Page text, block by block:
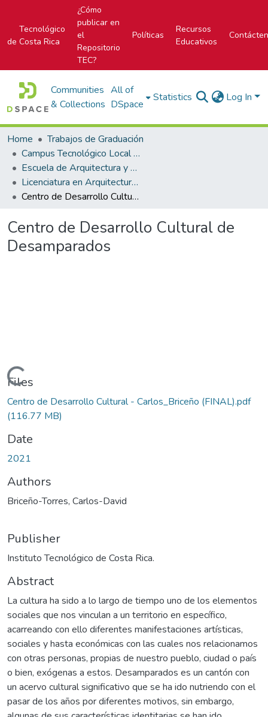
Tecnológico
de Costa Rica
¿Cómo
publicar en
el
Repositorio
TEC?
Políticas
Recursos
Educativos
Communities
& Collections
All of
DSpace
Statistics Log In
Home
Trabajos de Graduación
Campus Tecnológico Local San José
Escuela de Arquitectura y Urbanismo
Licenciatura en Arquitectura y Urbanismo
Centro de Desarrollo Cultural de Desamparados
Centro de Desarrollo Cultural de
Desamparados
Files
Centro de Desarrollo Cultural - Carlos_Briceño (FINAL).pdf
(116.77 MB)
Date
2021
Authors
Briceño-Torres, Carlos-David
Publisher
Instituto Tecnológico de Costa Rica.
Abstract
La cultura ha sido a lo largo de tiempo uno de los elementos
sociales que nos vinculan a un territorio en específico,
acarreando con ello diferentes manifestaciones artísticas,
sociales y hasta económicas con las cuales nos relacionamos
con otras personas, propias de nuestro pueblo, ciudad o país
o bien, exógenas a estos. Desamparados es un cantón con
un acervo cultural significativo que se ha ido nutriendo con el
pasar de los años por diferentes motivos, sin embargo,